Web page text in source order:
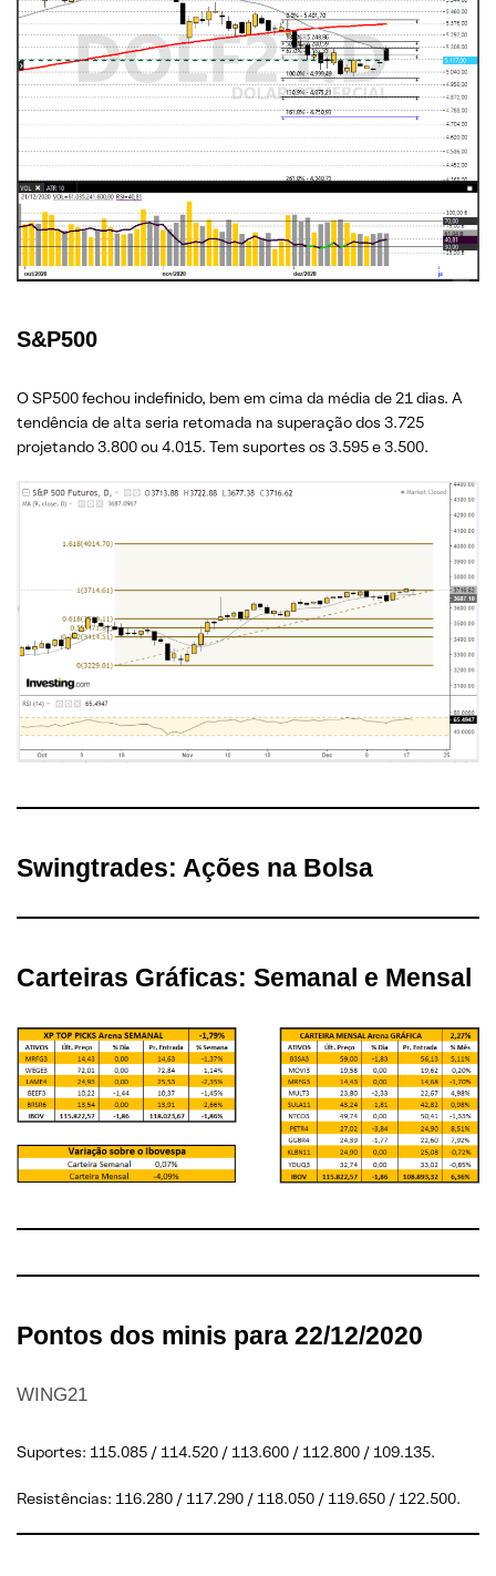
S&P500
O SP500 fechou indefinido, bem em cima da média de 21 dias. A
tendência de alta seria retomada na superação dos 3.725
projetando 3.800 ou 4.015. Tem suportes os 3.595 e 3.500.
Swingtrades: Ações na Bolsa
Carteiras Gráficas: Semanal e Mensal
Pontos dos minis para 22/12/2020
WING21
Suportes: 115.085 / 114.520 / 113.600 / 112.800 / 109.135.
Resistências: 116.280 / 117.290 / 118.050 / 119.650 / 122.500.